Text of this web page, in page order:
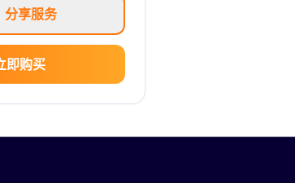
分享服务
即购买